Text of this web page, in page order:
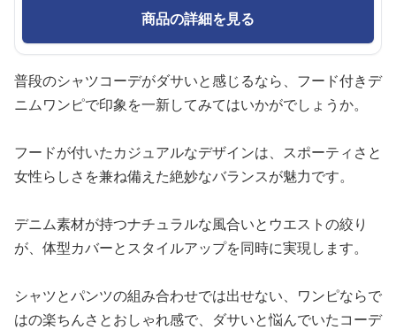
商品の詳細を見る
普段のシャツコーデがダサいと感じるなら、フード付きデ
ニムワンピで印象を一新してみてはいかがでしょうか。
フードが付いたカジュアルなデザインは、スポーティさと
女性らしさを兼ね備えた絶妙なバランスが魅力です。
デニム素材が持つナチュラルな風合いとウエストの絞り
が、体型カバーとスタイルアップを同時に実現します。
シャツとパンツの組み合わせでは出せない、ワンピならで
はの楽ちんさとおしゃれ感で、ダサいと悩んでいたコーデ